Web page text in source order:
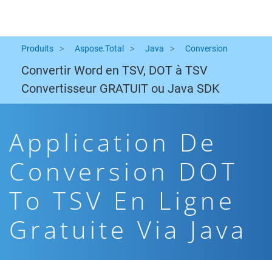
Produits Aspose.Total Java Conversion
Convertir Word en TSV, DOT à TSV
Convertisseur GRATUIT ou Java SDK
Application De
Conversion DOT
To TSV En Ligne
Gratuite Via Java